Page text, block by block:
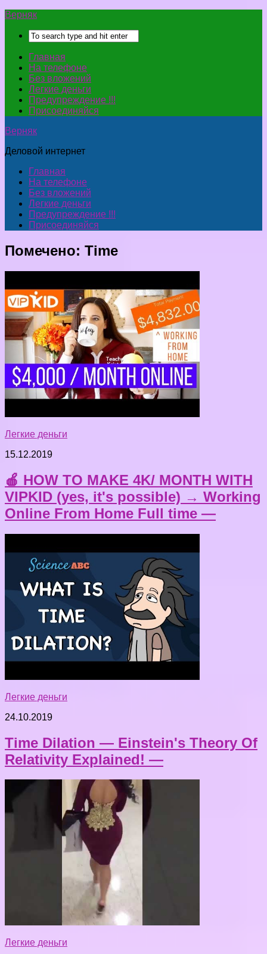
Верняк
Главная
На телефоне
Без вложений
Легкие деньги
Предупреждение !!!
Присоединяйся
Верняк
Деловой интернет
Главная
На телефоне
Без вложений
Легкие деньги
Предупреждение !!!
Присоединяйся
Помечено: Time
Легкие деньги
15.12.2019
🍎 HOW TO MAKE 4K/ MONTH WITH
VIPKID (yes, it's possible) → Working
Online From Home Full time —
Легкие деньги
24.10.2019
Time Dilation — Einstein's Theory Of
Relativity Explained! —
Легкие деньги